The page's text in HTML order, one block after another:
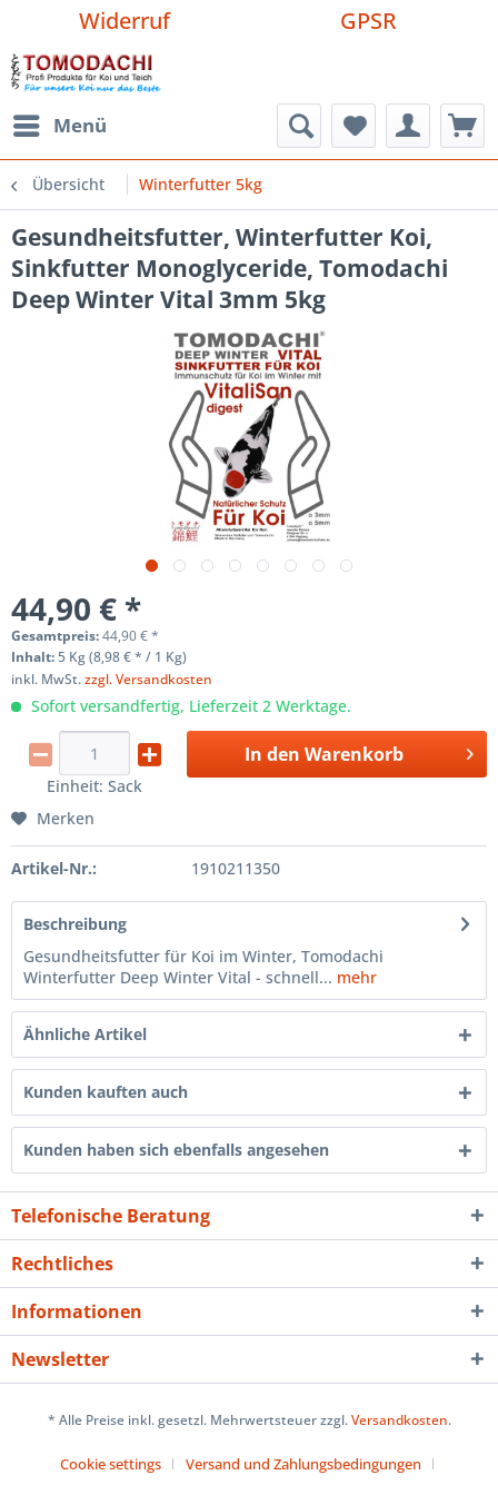
Widerruf GPSR
Menü
Übersicht Winterfutter 5kg
Gesundheitsfutter, Winterfutter Koi,
Sinkfutter Monoglyceride, Tomodachi
Deep Winter Vital 3mm 5kg
44,90 € *
Gesamtpreis:44,90€*
Inhalt:5 Kg (8,98 € * / 1 Kg)
inkl. MwSt.zzgl. Versandkosten
Sofort versandfertig, Lieferzeit 2 Werktage.
Einheit: Sack
In den Warenkorb
Merken
Artikel-Nr.: 1910211350
Beschreibung
Gesundheitsfutter für Koi im Winter, Tomodachi
Winterfutter Deep Winter Vital - schnell... mehr
Ähnliche Artikel
Kunden kauften auch
Kunden haben sich ebenfalls angesehen
Telefonische Beratung
Rechtliches
Informationen
Newsletter
* Alle Preise inkl. gesetzl. Mehrwertsteuer zzgl.Versandkosten.
Cookie settings
Versand und Zahlungsbedingungen